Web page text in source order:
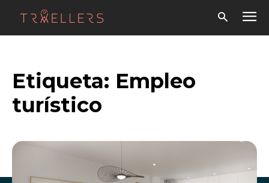
Etiqueta: Empleo
turístico